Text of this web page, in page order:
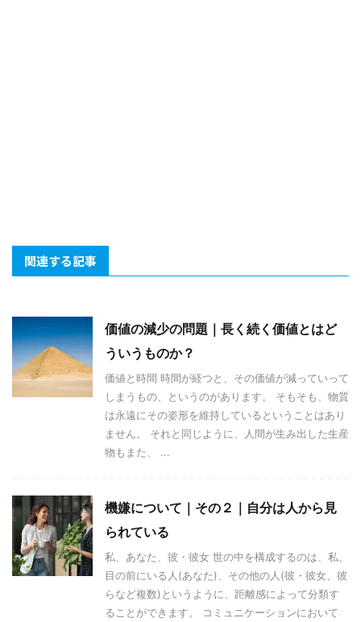
関連する記事
価値の減少の問題｜長く続く価値とはど
ういうものか？
価値と時間 時間が経つと、その価値が減っていって
しまうもの、というのがあります。 そもそも、物質
は永遠にその姿形を維持しているということはあり
ません。 それと同じように、人間が生み出した生産
物もまた、 ...
機嫌について｜その２｜自分は人から見
られている
私、あなた、彼・彼女 世の中を構成するのは、私、
目の前にいる人(あなた)、その他の人(彼・彼女、彼
らなど複数)というように、距離感によって分類す
ることができます。 コミュニケーションにおいて